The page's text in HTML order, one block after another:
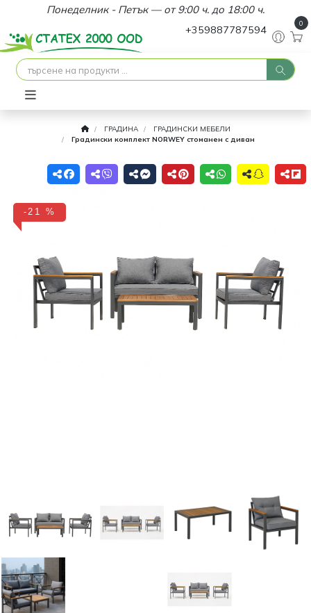
Понеделник - Петък — от 9:00 ч. до 18:00 ч.
+359887787594
0
ГРАДИНА
ГРАДИНСКИ МЕБЕЛИ
Градински комплект NORWEY стоманен с диван
-21 %